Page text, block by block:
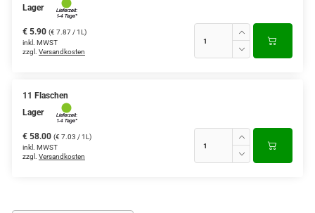
Lager
€ 5.90 (€ 7.87 / 1L)
inkl. MWST
zzgl. Versandkosten
11 Flaschen
Lager
€ 58.00 (€ 7.03 / 1L)
inkl. MWST
zzgl. Versandkosten